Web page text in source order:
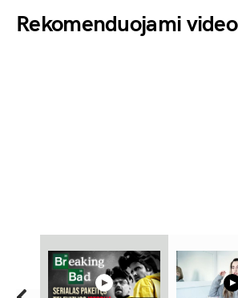
Rekomenduojami video